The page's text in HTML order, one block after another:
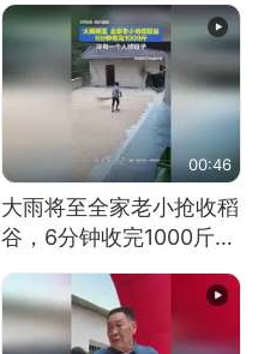
00:46
大雨将至全家老小抢收稻
谷，6分钟收完1000斤，